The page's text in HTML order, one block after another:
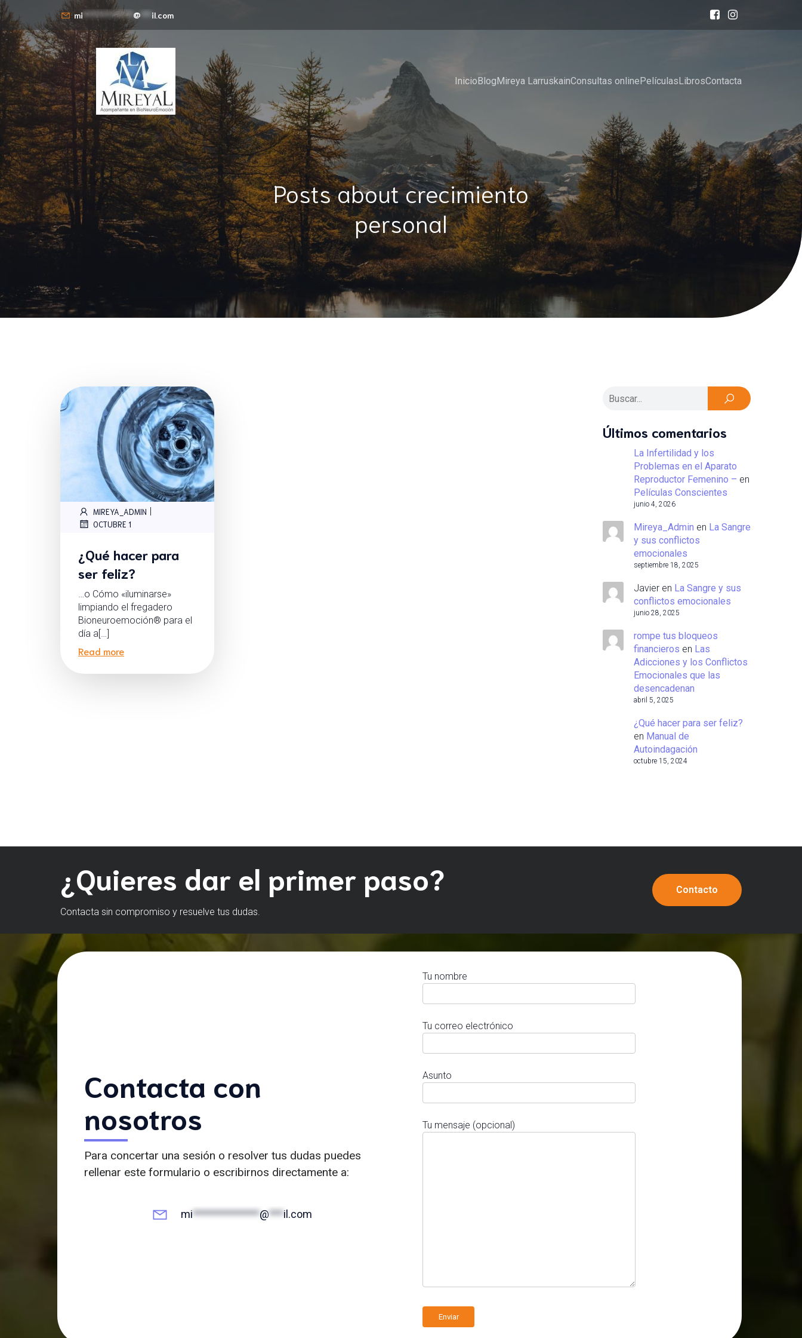
mi ************** @ il.com
InicioBlogMireya LarruskainConsultas onlinePelículasLibrosContacta
Posts about crecimiento
personal
MIREYA_ADMIN
OCTUBRE 1
¿Qué hacer para
ser feliz?
…o Cómo «iluminarse»
limpiando el fregadero
Bioneuroemoción® para el
día a[…]
Read more
Últimos comentarios
La Infertilidad y los
Problemas en el Aparato
Reproductor Femenino – en
Películas Conscientes
junio 4, 2026
Mireya_Admin en La Sangre
y sus conflictos
emocionales
septiembre 18, 2025
Javier en La Sangre y sus
conflictos emocionales
junio 28, 2025
rompe tus bloqueos
financieros en Las
Adicciones y los Conflictos
Emocionales que las
desencadenan
abril 5, 2025
¿Qué hacer para ser feliz?
en Manual de
Autoindagación
octubre 15, 2024
¿Quieres dar el primer paso?
Contacta sin compromiso y resuelve tus dudas.
Contacto
Contacta con
nosotros
Para concertar una sesión o resolver tus dudas puedes
rellenar este formulario o escribirnos directamente a:
mi**************@***il.com
Tu nombre
Tu correo electrónico
Asunto
Tu mensaje (opcional)